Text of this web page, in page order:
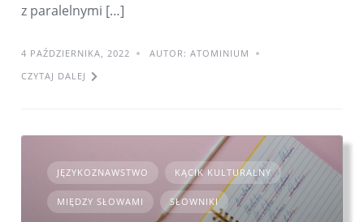
z paralelnymi […]
4 PAŹDZIERNIKA, 2022
AUTOR: ATOMINIUM
CZYTAJ DALEJ
JĘZYKOZNAWSTWO KĄCIK KULTURALNY
MIĘDZY SŁOWAMI SŁOWNIKI